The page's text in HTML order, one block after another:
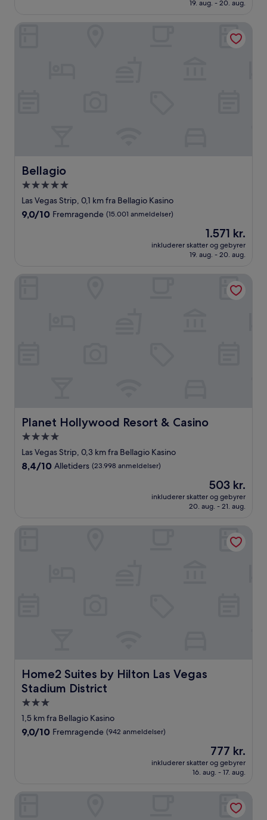
anmeldelser)
19. aug. - 20. aug.
Bellagio
Bellagio
5.0-
stjernet
overnatningssted
Las Vegas Strip, 0,1 km fra Bellagio Kasino
9.0
anmeldelser)
9,0/10 Fremragende (15.001 anmeldelser)
Prisen
er
1.571 kr.
1.571 kr.
inkluderer skatter og gebyrer
19. aug. - 20. aug.
Planet Hollywood Resort & Casino
Planet Hollywood Resort & Casino
4.0-
stjernet
overnatningssted
Las Vegas Strip, 0,3 km fra Bellagio Kasino
8.4
anmeldelser)
8,4/10 Alletiders (23.998 anmeldelser)
Prisen
er
503 kr.
503 kr.
inkluderer skatter og gebyrer
20. aug. - 21. aug.
Home2 Suites by Hilton Las Vegas
Stadium District
Home2 Suites by Hilton Las Vegas Stadium District
3.0-
stjernet
overnatningssted
1,5 km fra Bellagio Kasino
9.0
anmeldelser)
9,0/10 Fremragende (942 anmeldelser)
Prisen
er
777 kr.
777 kr.
inkluderer skatter og gebyrer
16. aug. - 17. aug.
Home2 Suites by Hilton Las Vegas Stadium District